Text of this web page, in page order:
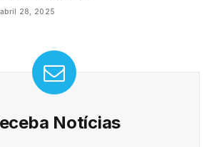
abril 28, 2025
Notícias